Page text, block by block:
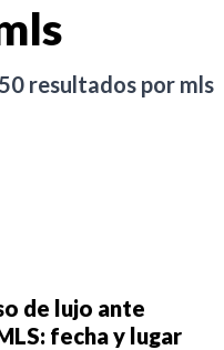
50 resultados por mls
de lujo ante
fecha y lugar